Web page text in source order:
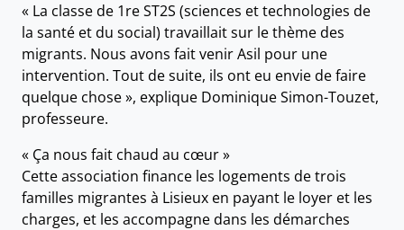
« La classe de 1re ST2S (sciences et technologies de
la santé et du social) travaillait sur le thème des
migrants. Nous avons fait venir Asil pour une
intervention. Tout de suite, ils ont eu envie de faire
quelque chose », explique Dominique Simon-Touzet,
professeure.
« Ça nous fait chaud au cœur »
Cette association finance les logements de trois
familles migrantes à Lisieux en payant le loyer et les
charges, et les accompagne dans les démarches